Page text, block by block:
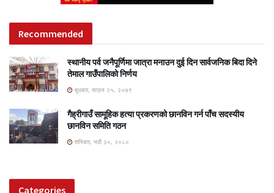
Recommended
स्थानीय पर्व जनैपूर्णिमा जात्रा मनाउन दुई दिन सार्वजनिक बिदा दिने
तेमाल गाउँपालिको निर्णय
बुधबार, साउन २५, २०७९
गैह्रीगाउँ सामूहिक हत्या प्रकरणको छानविन गर्न पाँच सदस्यीय
छानविन समिति गठन
शनिबार, भदौ ३०, २०८०
Categories